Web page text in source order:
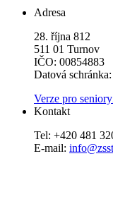
Adresa
28. října 812
511 01 Turnov
IČO: 00854883
Datová
Verze pro seniory
Kontakt
Tel: +420 481
E-mail: